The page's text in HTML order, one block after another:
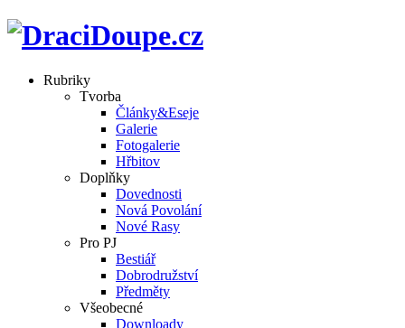
Rubriky
Tvorba
Články&Eseje
Galerie
Fotogalerie
Hřbitov
Doplňky
Dovednosti
Nová Povolání
Nové Rasy
Pro PJ
Bestiář
Dobrodružství
Předměty
Všeobecné
Downloady